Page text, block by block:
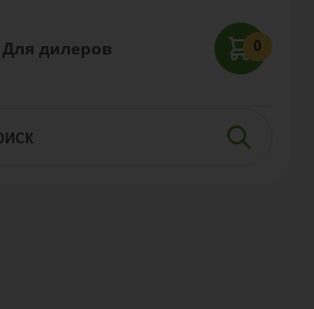
Для дилеров 0